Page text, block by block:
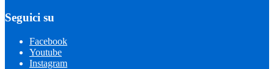
Seguici su
Facebook
Youtube
Instagram